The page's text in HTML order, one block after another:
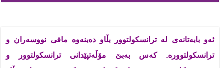
ئەو بابەتانەی لە ترانسکولتوور بڵاو دەبنەوە مافی نووسەران و
ترانسکولتوورە. کەس بەبێ مۆڵەتپێدانی ترانسکولتوور و